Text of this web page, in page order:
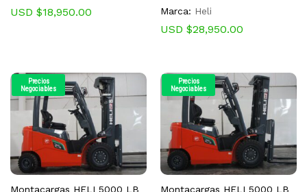
USD $18,950.00
Marca: Heli
USD $28,950.00
Precios
Negociables
Montacargas HELI 5000 LB
Precios
Negociables
Montacargas HELI 5000 LB